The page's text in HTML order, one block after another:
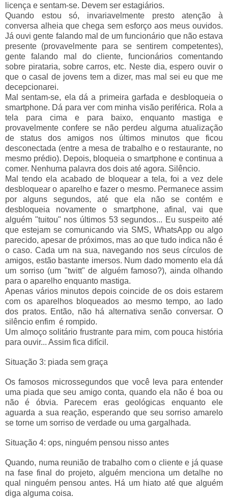
licença e sentam-se. Devem ser estagiários.
Quando estou só, invariavelmente presto atenção à
conversa alheia que chega sem esforço aos meus ouvidos.
Já ouvi gente falando mal de um funcionário que não estava
presente (provavelmente para se sentirem competentes),
gente falando mal do cliente, funcionários comentando
sobre pirataria, sobre carros, etc. Neste dia, espero ouvir o
que o casal de jovens tem a dizer, mas mal sei eu que me
decepcionarei.
Mal sentam-se, ela dá a primeira garfada e desbloqueia o
smartphone. Dá para ver com minha visão periférica. Rola a
tela para cima e para baixo, enquanto mastiga e
provavelmente confere se não perdeu alguma atualização
de status dos amigos nos últimos minutos que ficou
desconectada (entre a mesa de trabalho e o restaurante, no
mesmo prédio). Depois, bloqueia o smartphone e continua a
comer. Nenhuma palavra dos dois até agora. Silêncio.
Mal tendo ela acabado de bloquear a tela, foi a vez dele
desbloquear o aparelho e fazer o mesmo. Permanece assim
por alguns segundos, até que ela não se contém e
desbloqueia novamente o smartphone, afinal, vai que
alguém "tuitou" nos últimos 53 segundos... Eu suspeito até
que estejam se comunicando via SMS, WhatsApp ou algo
parecido, apesar de próximos, mas ao que tudo indica não é
o caso. Cada um na sua, navegando nos seus círculos de
amigos, estão bastante imersos. Num dado momento ela dá
um sorriso (um "twitt" de alguém famoso?), ainda olhando
para o aparelho enquanto mastiga.
Apenas vários minutos depois coincide de os dois estarem
com os aparelhos bloqueados ao mesmo tempo, ao lado
dos pratos. Então, não há alternativa senão conversar. O
silêncio enfim é rompido.
Um almoço solitário frustrante para mim, com pouca história
para ouvir... Assim fica difícil.
Situação 3: piada sem graça
Os famosos microssegundos que você leva para entender
uma piada que seu amigo conta, quando ela não é boa ou
não é óbvia. Parecem eras geológicas enquanto ele
aguarda a sua reação, esperando que seu sorriso amarelo
se torne um sorriso de verdade ou uma gargalhada.
Situação 4: ops, ninguém pensou nisso antes
Quando, numa reunião de trabalho com o cliente e já quase
na fase final do projeto, alguém menciona um detalhe no
qual ninguém pensou antes. Há um hiato até que alguém
diga alguma coisa.